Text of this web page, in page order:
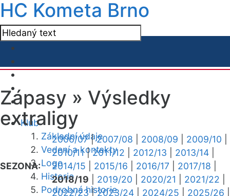
HC Kometa Brno
Klub
Základní údaje
Vedení a kontakty
Logo
Historie
Podrobná historie
Zápasy » Výsledky
extraligy
SEZONA:
2006/07|2007/08 2008/09 2009/10
2010/11|2011/12 2012/13 2013/14
2014/15
2015/16 2016/17 2017/18
2018/19
2019/20 2020/21 2021/22
2022/23|2023/24 2024/25 2025/26